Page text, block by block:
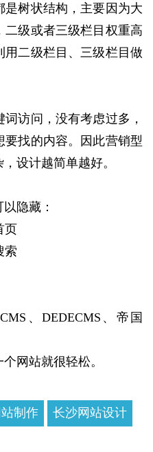
是树状结构，主要因为大
级或者三级栏目权重高
二级栏目、三级栏目做
访问，没有考虑过多，
找的内容。因此营销型
设计越简单越好。
隐藏：
页
索
、DEDECMS、帝国
网站就很轻松。
制作 长沙网站设计